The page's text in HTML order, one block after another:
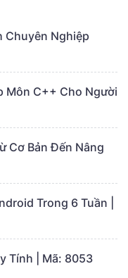
Chuyên Nghiệp
Môn C++ Cho Người
Cơ Bản Đến Nâng
Trong 6 Tuần |
Tính | Mã: 8053